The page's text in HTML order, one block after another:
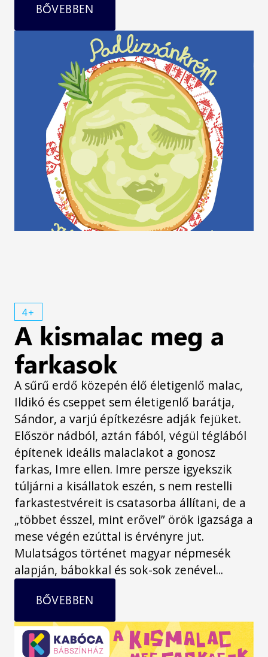
BŐVEBBEN
4+
A kismalac meg a
farkasok
A sűrű erdő közepén élő életigenlő malac,
Ildikó és cseppet sem életigenlő barátja,
Sándor, a varjú építkezésre adják fejüket.
Először nádból, aztán fából, végül téglából
építenek ideális malaclakot a gonosz
farkas, Imre ellen. Imre persze igyekszik
túljárni a kisállatok eszén, s nem restelli
farkastestvéreit is csatasorba állítani, de a
„többet ésszel, mint erővel” örök igazsága a
mese végén ezúttal is érvényre jut.
Mulatságos történet magyar népmesék
alapján, bábokkal és sok-sok zenével...
BŐVEBBEN